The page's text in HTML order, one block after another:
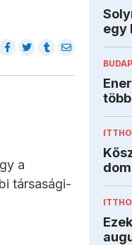
a
társasági-
egy